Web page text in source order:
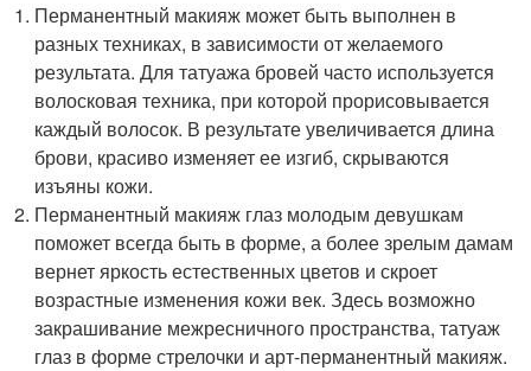
Перманентный макияж может быть выполнен в
разных техниках, в зависимости от желаемого
результата. Для татуажа бровей часто используется
волосковая техника, при которой прорисовывается
каждый волосок. В результате увеличивается длина
брови, красиво изменяет ее изгиб, скрываются
изъяны кожи.
Перманентный макияж глаз молодым девушкам
поможет всегда быть в форме, а более зрелым дамам
вернет яркость естественных цветов и скроет
возрастные изменения кожи век. Здесь возможно
закрашивание межресничного пространства, татуаж
глаз в форме стрелочки и арт-перманентный макияж.